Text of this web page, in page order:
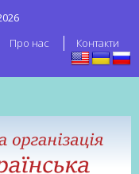
Про нас Контакти
робітників